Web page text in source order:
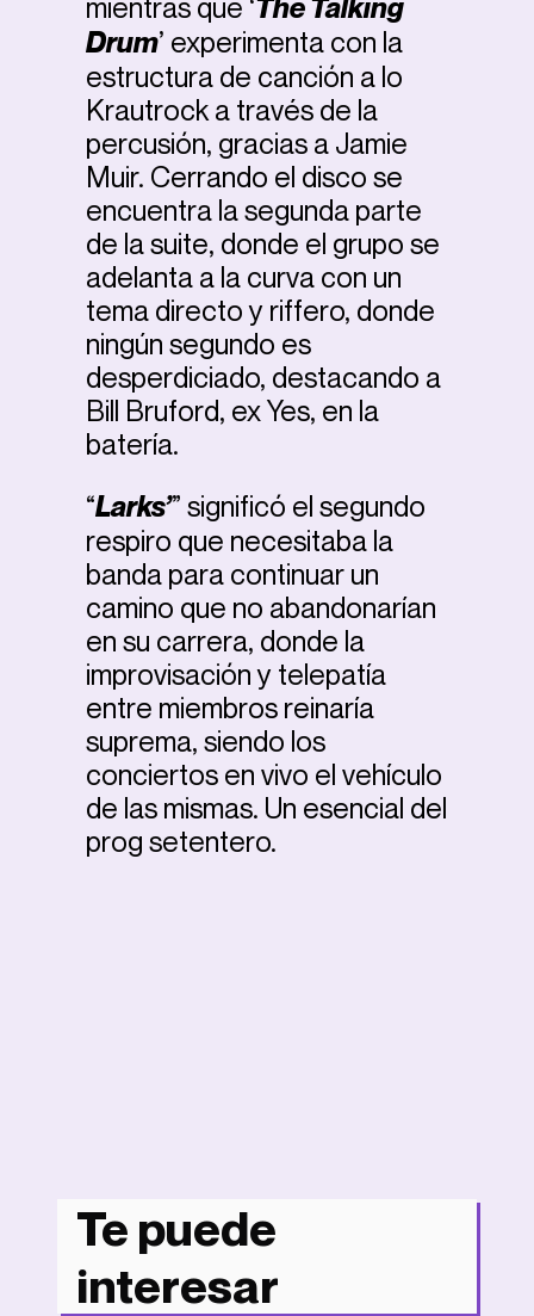
mientras que ‘The Talking
Drum’ experimenta con la
estructura de canción a lo
Krautrock a través de la
percusión, gracias a Jamie
Muir. Cerrando el disco se
encuentra la segunda parte
de la suite, donde el grupo se
adelanta a la curva con un
tema directo y riffero, donde
ningún segundo es
desperdiciado, destacando a
Bill Bruford, ex Yes, en la
batería.
“Larks’” significó el segundo
respiro que necesitaba la
banda para continuar un
camino que no abandonarían
en su carrera, donde la
improvisación y telepatía
entre miembros reinaría
suprema, siendo los
conciertos en vivo el vehículo
de las mismas. Un esencial del
prog setentero.
Te puede
interesar